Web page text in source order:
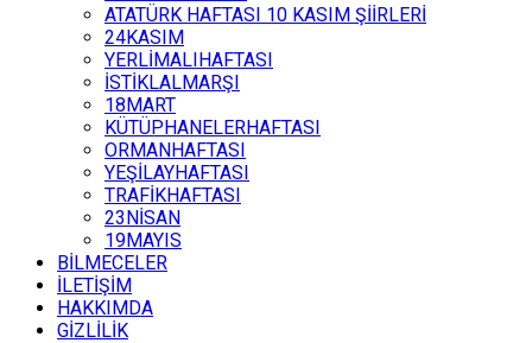
ATATÜRK HAFTASI 10 KASIM ŞİİRLERİ
24KASIM
YERLİMALIHAFTASI
İSTİKLALMARŞI
18MART
KÜTÜPHANELERHAFTASI
ORMANHAFTASI
YEŞİLAYHAFTASI
TRAFİKHAFTASI
23NİSAN
19MAYIS
BİLMECELER
İLETİŞİM
HAKKIMDA
GİZLİLİK